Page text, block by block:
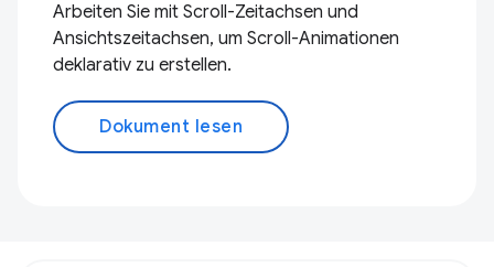
Arbeiten Sie mit Scroll-Zeitachsen und
Ansichtszeitachsen, um Scroll-Animationen
deklarativ zu erstellen.
Dokument lesen